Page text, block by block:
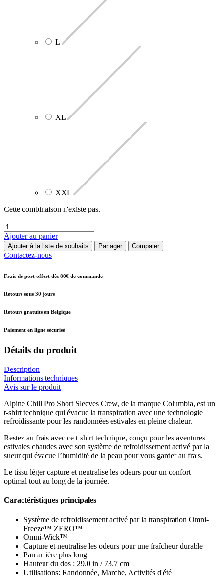
L
XL
XXL
Cette combinaison n'existe pas.
Ajouter au panier
Ajouter à la liste de souhaits Partager Comparer
Contactez-nous
Frais de port offert dès 80€ de commande
Retours sous 30 jours
Retours gratuits en Belgique
Paiement en ligne sécurisé
Détails du produit
Description
Informations techniques
Avis sur le produit
Alpine Chill Pro Short Sleeves Crew, de la marque Columbia, est un
t-shirt technique qui évacue la transpiration avec une technologie
refroidissante pour les randonnées estivales en pleine chaleur.
Restez au frais avec ce t-shirt technique, conçu pour les aventures
estivales chaudes avec son système de refroidissement activé par la
sueur qui évacue l’humidité de la peau pour vous garder au frais.
Le tissu léger capture et neutralise les odeurs pour un confort
optimal tout au long de la journée.
Caractéristiques principales
Système de refroidissement activé par la transpiration Omni-
Freeze™ ZERO™
Omni-Wick™
Capture et neutralise les odeurs pour une fraîcheur durable
Pan arrière plus long.
Hauteur du dos : 29.0 in / 73.7 cm
Utilisations: Randonnée, Marche, Activités d'été